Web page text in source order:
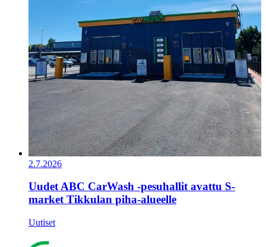
2.7.2026
Uudet ABC CarWash -pesuhallit avattu S-
market Tikkulan piha-alueelle
Uutiset